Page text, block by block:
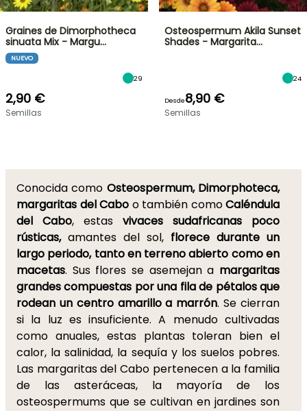
Graines de Dimorphotheca
sinuata Mix - Margu…
NUEVO
29
2,90 €
Semillas
Osteospermum Akila Sunset
Shades - Margarita…
24
Desde8,90 €
Semillas
Conocida como Osteospermum, Dimorphoteca,
margaritas del Cabo o también comoCaléndula
del Cabo, estas vivaces sudafricanas poco
rústicas,amantes del sol, florece durante un
largo periodo, tanto en terreno abierto como en
macetas. Sus flores se asemejan a margaritas
grandes compuestas por una fila de pétalos que
rodean un centro amarillo a marrón. Se cierran
si la luz es insuficiente. A menudo cultivadas
como anuales, estas plantas toleran bien el
calor, la salinidad, la sequía y los suelos pobres.
Las margaritas del Cabo pertenecen a la familia
de las asteráceas, la mayoría de los
osteospermums que se cultivan en jardines son